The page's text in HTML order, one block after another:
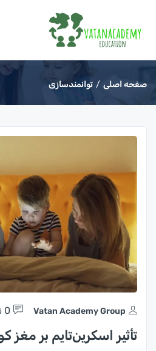
صفحه اصلی توانمندسازی
Vatan Academy Group 0 نظر
تأثیر اسکرین‌تایم بر مغز